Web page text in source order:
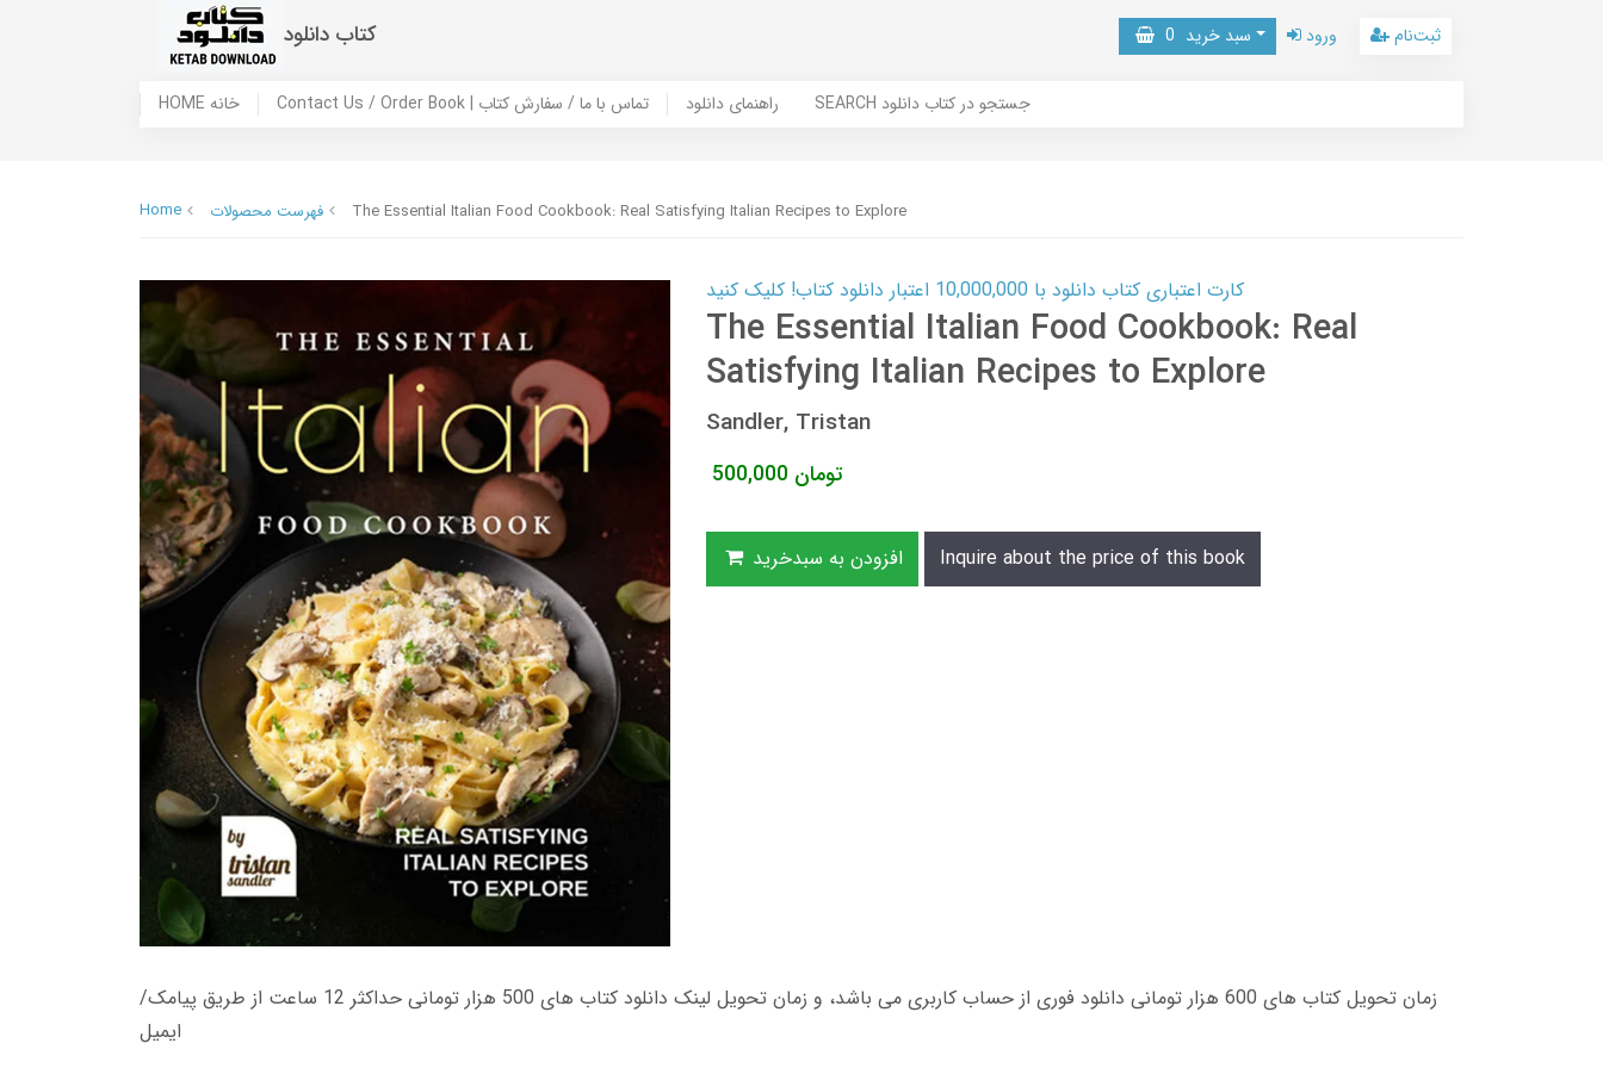
کتاب دانلود سبد خرید 0 ورود ثبت‌نام
HOME خانه Contact Us / Order Book | تماس با ما / سفارش کتاب راهنمای دانلود SEARCH جستجو در کتاب دانلود
Home فهرست محصولات The Essential Italian Food Cookbook: Real Satisfying Italian Recipes to Explore
کارت اعتباری کتاب دانلود با 10,000,000 اعتبار دانلود کتاب! کلیک کنید
The Essential Italian Food Cookbook: Real
Satisfying Italian Recipes to Explore
Sandler, Tristan
500,000 تومان
افزودن به سبدخرید Inquire about the price of this book
زمان تحویل کتاب های 600 هزار تومانی دانلود فوری از حساب کاربری می باشد، و زمان تحویل لینک دانلود کتاب های 500 هزار تومانی حداکثر 12 ساعت از طریق پیامک/
ایمیل